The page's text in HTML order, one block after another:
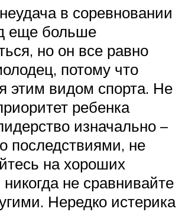
в соревновании
еще больше
но он все равно
потому что
этим видом спорта. Не
ребенка
изначально –
последствиями, не
на хороших
не сравнивайте
Нередко истерика